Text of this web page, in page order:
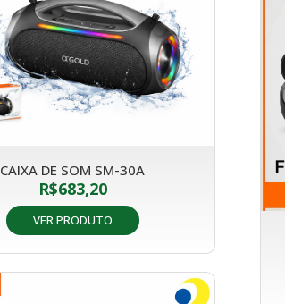
CAIXA DE SOM SM-30A
R$683,20
VER PRODUTO